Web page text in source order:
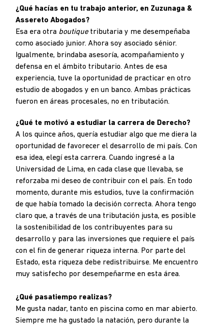
¿Qué hacías en tu trabajo anterior, en Zuzunaga &
Assereto Abogados?
Esa era otra boutiquetributaria y me desempeñaba
como asociado junior. Ahora soy asociado sénior.
Igualmente, brindaba asesoría, acompañamiento y
defensa en el ámbito tributario. Antes de esa
experiencia, tuve la oportunidad de practicar en otro
estudio de abogados y en un banco. Ambas prácticas
fueron en áreas procesales, no en tributación.
¿Qué te motivó a estudiar la carrera de Derecho?
A los quince años, quería estudiar algo que me diera la
oportunidad de favorecer el desarrollo de mi país. Con
esa idea, elegí esta carrera. Cuando ingresé a la
Universidad de Lima, en cada clase que llevaba, se
reforzaba mi deseo de contribuir con el país. En todo
momento, durante mis estudios, tuve la confirmación
de que había tomado la decisión correcta. Ahora tengo
claro que, a través de una tributación justa, es posible
la sostenibilidad de los contribuyentes para su
desarrollo y para las inversiones que requiere el país
con el fin de generar riqueza interna. Por parte del
Estado, esta riqueza debe redistribuirse. Me encuentro
muy satisfecho por desempeñarme en esta área.
¿Qué pasatiempo realizas?
Me gusta nadar, tanto en piscina como en mar abierto.
Siempre me ha gustado la natación, pero durante la